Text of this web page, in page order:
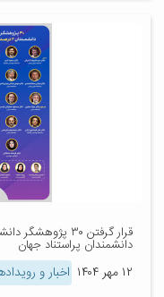
قرار گرفتن ۳۰
دانشمندان پراستناد جهان
۱۲ مهر ۱۴۰۴ اخبار و